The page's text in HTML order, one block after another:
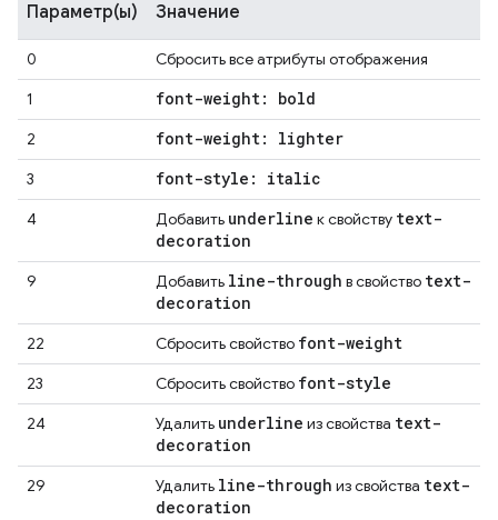
Параметр(ы) Значение
0
Сбросить все атрибуты отображения
1
font-weight: bold
2 font-weight: lighter
3 font-style: italic
4 Добавить underline к свойству text-
decoration
9 Добавить line-through в свойство text-
decoration
22 Сбросить свойство font-weight
23 Сбросить свойство font-style
24 Удалить underline из свойства text-
decoration
29 Удалить line-through из свойства text-
decoration